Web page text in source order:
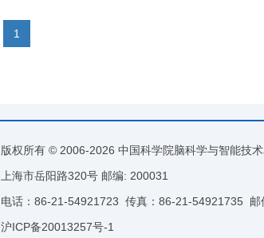
1
版权所有 © 2006-2026 中国科学院脑科学与智能技
上海市岳阳路320号 邮编: 200031
电话：86-21-54921723 传真：86-21-54921735 邮
沪ICP备20013257号-1